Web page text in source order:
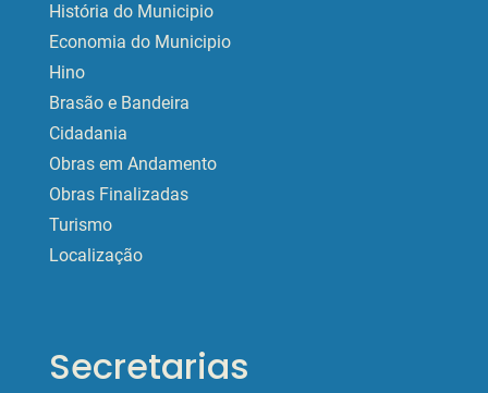
História do Municipio
Economia do Municipio
Hino
Brasão e Bandeira
Cidadania
Obras em Andamento
Obras Finalizadas
Turismo
Localização
Secretarias